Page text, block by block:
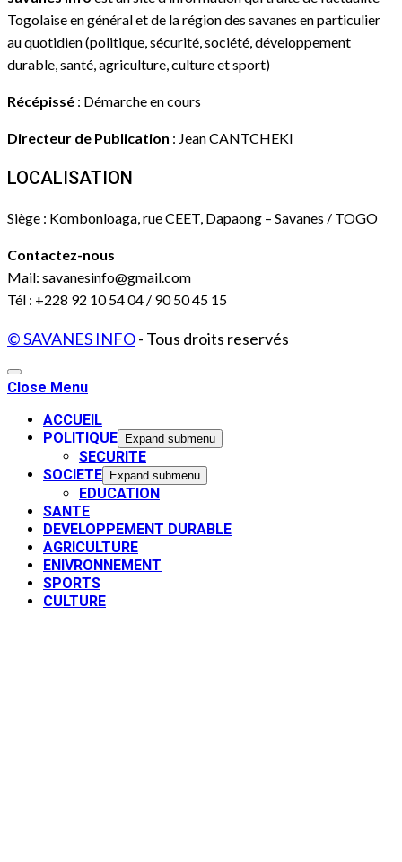
Togolaise en général et de la région des savanes en particulier
au quotidien (politique, sécurité, société, développement
durable, santé, agriculture, culture et sport)
Récépissé : Démarche en cours
Directeur de Publication : Jean CANTCHEKI
LOCALISATION
Siège : Kombonloaga, rue CEET, Dapaong – Savanes / TOGO
Contactez-nous
Mail: savanesinfo@gmail.com
Tél : +228 92 10 54 04 / 90 50 45 15
© SAVANES INFO- Tous droits reservés
Close Menu
ACCUEIL
POLITIQUE
Expand submenu
SECURITE
SOCIETE
Expand submenu
EDUCATION
SANTE
DEVELOPPEMENT DURABLE
AGRICULTURE
ENIVRONNEMENT
SPORTS
CULTURE